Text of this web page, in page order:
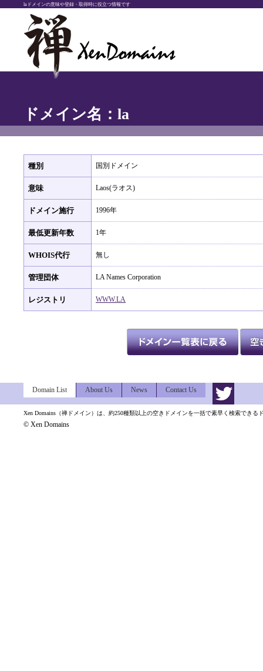
laドメインの意味や登録・取得時に役立つ情報です
ドメイン名：la
種別 国別ドメイン
意味 Laos(ラオス)
ドメイン施行 1996年
最低更新年数 1年
WHOIS代行 無し
管理団体 LA Names Corporation
レジストリ WWW.LA
Domain List About Us News Contact Us
Xen Domains（禅ドメイン）は、約250種類以上の空きドメインを一括で素早く検索できる
© Xen Domains